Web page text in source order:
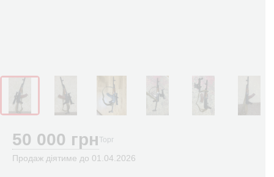
50 000 грнТорг
Продаж діятиме до 01.04.2026